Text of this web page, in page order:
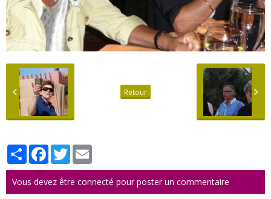
Retour
PartagerFacebook
Twitter
Vous devez être connecté pour poster un commentaire